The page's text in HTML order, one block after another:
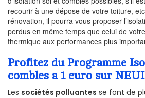
recourir à une dépose de votre toiture,
rénovation, il pourra vous proposer
perdus en même temps que celui de
thermique aux performances plus
Profitez du Programme
combles a 1 euro sur
Les sociétés polluantes se font de